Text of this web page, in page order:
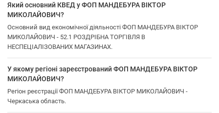
Який основний КВЕД у ФОП МАНДЕБУРА ВІКТОР
МИКОЛАЙОВИЧ?
Основний вид економічної діяльності ФОП МАНДЕБУРА ВІКТОР
МИКОЛАЙОВИЧ - 52.1 РОЗДРІБНА ТОРГІВЛЯ В
НЕСПЕЦІАЛІЗОВАНИХ МАГАЗИНАХ.
У якому регіоні зареєстрований ФОП МАНДЕБУРА ВІКТОР
МИКОЛАЙОВИЧ?
Регіон реєстрації ФОП МАНДЕБУРА ВІКТОР МИКОЛАЙОВИЧ -
Черкаська область.